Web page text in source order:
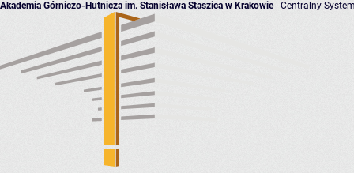
Akademia Górniczo-Hutnicza im. Stanisława Staszica w Krakowie- Centralny